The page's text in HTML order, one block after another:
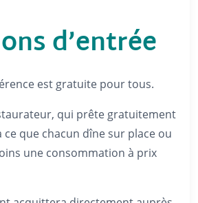
d’entrée
est gratuite pour tous.
qui prête gratuitement
ce que chacun dîne sur place ou
une consommation à prix